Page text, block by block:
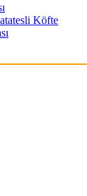
Köfte